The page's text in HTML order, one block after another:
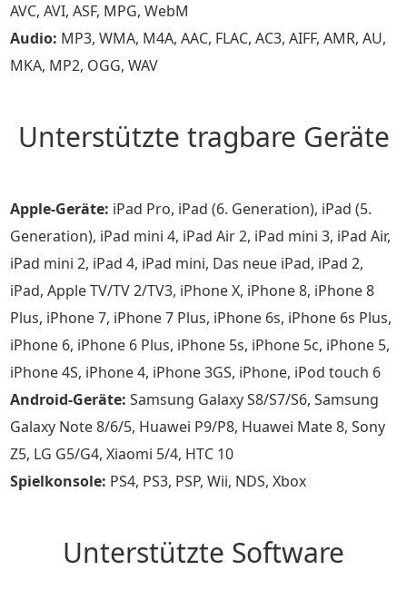
AVC, AVI, ASF, MPG, WebM
Audio: MP3, WMA, M4A, AAC, FLAC, AC3, AIFF, AMR, AU,
MKA, MP2, OGG, WAV
Unterstützte tragbare Geräte
Apple-Geräte: iPad Pro, iPad (6. Generation), iPad (5.
Generation), iPad mini 4, iPad Air 2, iPad mini 3, iPad Air,
iPad mini 2, iPad 4, iPad mini, Das neue iPad, iPad 2,
iPad, Apple TV/TV 2/TV3, iPhone X, iPhone 8, iPhone 8
Plus, iPhone 7, iPhone 7 Plus, iPhone 6s, iPhone 6s Plus,
iPhone 6, iPhone 6 Plus, iPhone 5s, iPhone 5c, iPhone 5,
iPhone 4S, iPhone 4, iPhone 3GS, iPhone, iPod touch 6
Android-Geräte: Samsung Galaxy S8/S7/S6, Samsung
Galaxy Note 8/6/5, Huawei P9/P8, Huawei Mate 8, Sony
Z5, LG G5/G4, Xiaomi 5/4, HTC 10
Spielkonsole: PS4, PS3, PSP, Wii, NDS, Xbox
Unterstützte Software